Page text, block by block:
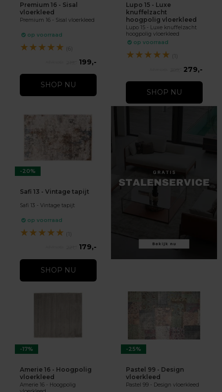
Premium 16 - Sisal
vloerkleed
Premium 16 - Sisal vloerkleed
op voorraad
★★★★★ (6)
199,-
SHOP NU
Lupo 15 - Luxe
knuffelzacht
hoogpolig vloerkleed
Lupo 15 - Luxe knuffelzacht
hoogpolig vloerkleed
op voorraad
★★★★★ (1)
279,-
SHOP NU
-20%
Safi 13 - Vintage tapijt
Safi 13 - Vintage tapijt
op voorraad
★★★★★ (1)
179,-
SHOP NU
-17%
Amerie 16 - Hoogpolig
vloerkleed
Amerie 16 - Hoogpolig
-25%
Pastel 99 - Design
vloerkleed
Pastel 99 - Design vloerkleed